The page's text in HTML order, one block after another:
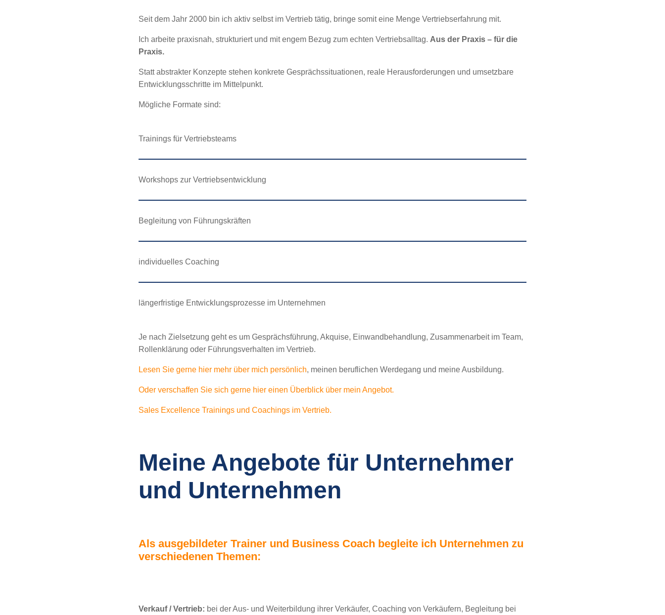
Seit dem Jahr 2000 bin ich aktiv selbst im Vertrieb tätig, bringe somit eine Menge Vertriebserfahrung mit.
Ich arbeite praxisnah, strukturiert und mit engem Bezug zum echten Vertriebsalltag. Aus der Praxis – für die
Praxis.
Statt abstrakter Konzepte stehen konkrete Gesprächssituationen, reale Herausforderungen und umsetzbare
Entwicklungsschritte im Mittelpunkt.
Mögliche Formate sind:
Trainings für Vertriebsteams
Workshops zur Vertriebsentwicklung
Begleitung von Führungskräften
individuelles Coaching
längerfristige Entwicklungsprozesse im Unternehmen
Je nach Zielsetzung geht es um Gesprächsführung, Akquise, Einwandbehandlung, Zusammenarbeit im Team,
Rollenklärung oder Führungsverhalten im Vertrieb.
Lesen Sie gerne hier mehr über mich persönlich, meinen beruflichen Werdegang und meine Ausbildung.
Oder verschaffen Sie sich gerne hier einen Überblick über mein Angebot.
Sales Excellence Trainings und Coachings im Vertrieb.
Meine Angebote für Unternehmer
und Unternehmen
Als ausgebildeter Trainer und Business Coach begleite ich Unternehmen zu
verschiedenen Themen:
Verkauf / Vertrieb: bei der Aus- und Weiterbildung ihrer Verkäufer, Coaching von Verkäufern, Begleitung bei